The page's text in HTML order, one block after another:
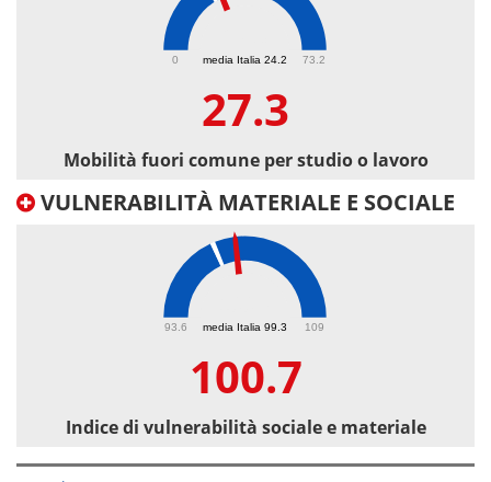
media Italia 24.2
0 73.2
27.3
Mobilità fuori comune per studio o lavoro
VULNERABILITÀ MATERIALE E SOCIALE
media Italia 99.3
93.6 109
100.7
Indice di vulnerabilità sociale e materiale